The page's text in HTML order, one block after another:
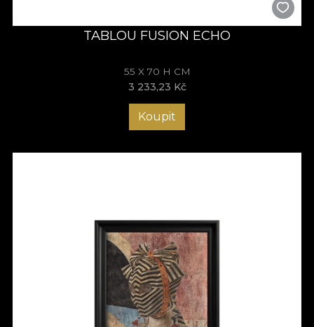
TABLOU FUSION ECHO
55 X 70 H CM
3 233,23 Kč
Koupit